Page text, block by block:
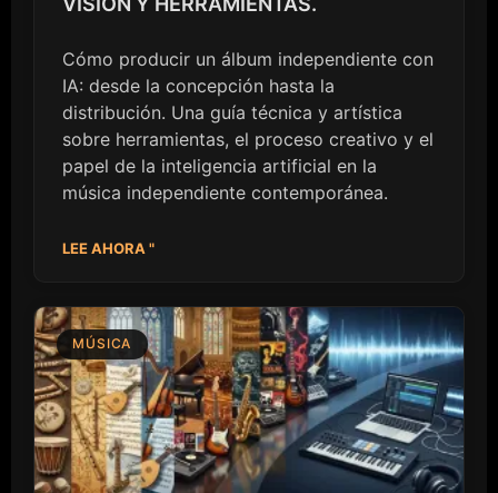
Cómo producir un álbum independiente con
IA: desde la concepción hasta la
distribución. Una guía técnica y artística
sobre herramientas, el proceso creativo y el
papel de la inteligencia artificial en la
música independiente contemporánea.
LEE AHORA "
MÚSICA